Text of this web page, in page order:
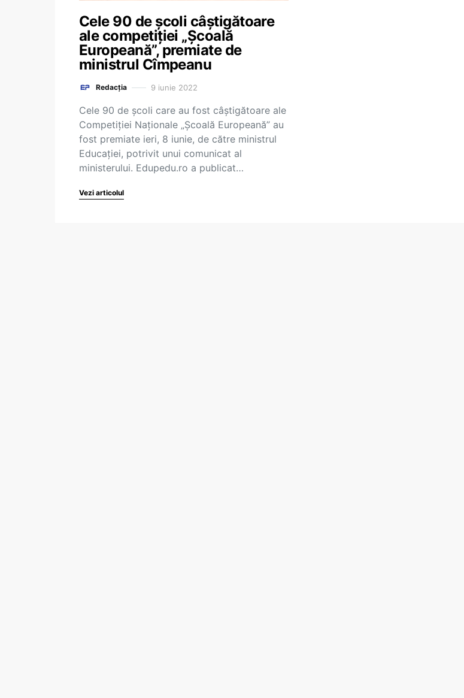
Cele 90 de școli câștigătoare
ale competiției „Școală
Europeană”, premiate de
ministrul Cîmpeanu
Redacția 9 iunie 2022
Cele 90 de școli care au fost câștigătoare ale
Competiției Naționale „Şcoală Europeană” au
fost premiate ieri, 8 iunie, de către ministrul
Educației, potrivit unui comunicat al
ministerului. Edupedu.ro a publicat…
Vezi articolul